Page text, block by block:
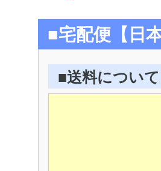
■宅配便【日
■送料について